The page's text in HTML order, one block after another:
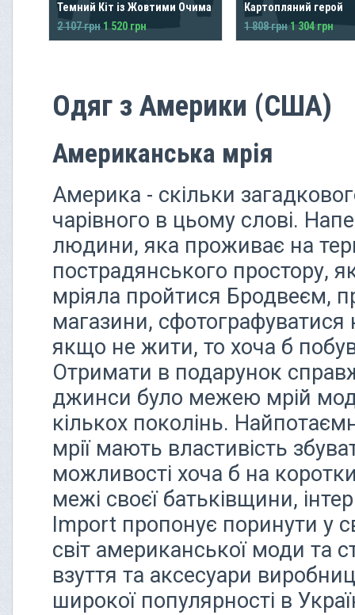
Темний Кіт із Жовтими Очима
2 107 грн1 520 грн
Картопляний герой
1 808 грн1 304 грн
Одяг з Америки (США)
Американська мрія
Америка - скільки
чарівного в цьому слові.
людини, яка проживає на
пострадянського простору,
мріяла пройтися Бродвеєм,
магазини, сфотографуватися
якщо не жити, то хоча б
Отримати в подарунок
джинси було межею мрій
кількох поколінь.
мрії мають властивість
можливості хоча б на
межі своєї батьківщини,
Import пропонує поринути у
світ американської моди та
взуття та аксесуари
широкої популярності в